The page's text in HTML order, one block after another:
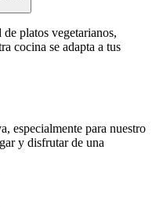
platos vegetarianos,
cocina se adapta a tus
especialmente para nuestro
y disfrutar de una